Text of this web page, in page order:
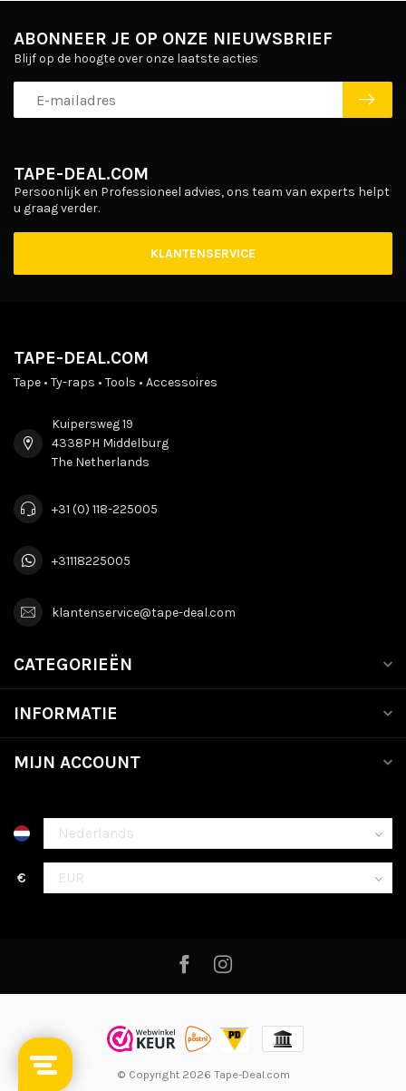
TAPE-DEAL.COM
Persoonlijk en Professioneel advies, ons team van experts helpt
u graag verder.
KLANTENSERVICE
ABONNEER JE OP ONZE NIEUWSBRIEF
Blijf op de hoogte over onze laatste acties
TAPE-DEAL.COM
Tape • Ty-raps • Tools • Accessoires
Kuipersweg 19
4338PH Middelburg
The Netherlands
+31 (0) 118-225005
+31118225005
klantenservice@tape-deal.com
CATEGORIEËN
INFORMATIE
MIJN ACCOUNT
€
© Copyright 2026 Tape-Deal.com